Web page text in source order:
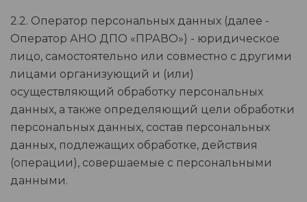
2.2. Оператор персональных данных (далее -
Оператор АНО ДПО «ПРАВО») - юридическое
лицо, самостоятельно или совместно с другими
лицами организующий и (или)
осуществляющий обработку персональных
данных, а также определяющий цели обработки
персональных данных, состав персональных
данных, подлежащих обработке, действия
(операции), совершаемые с персональными
данными.